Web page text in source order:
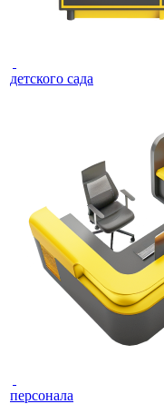
детского сада
персонала